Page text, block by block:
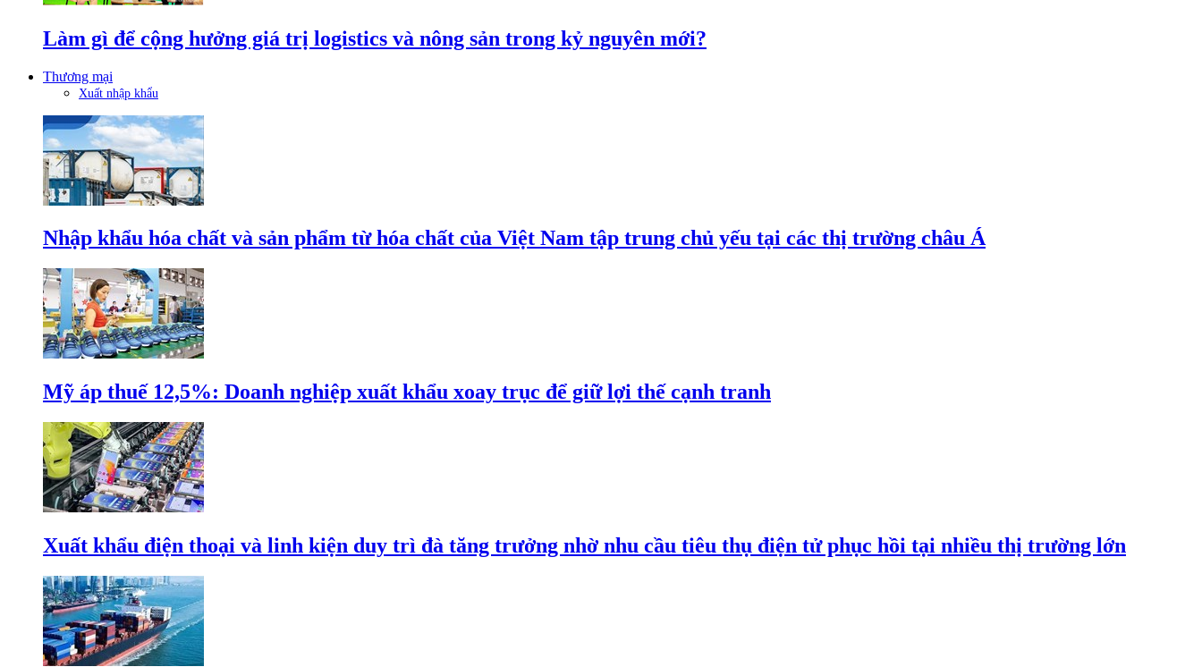
Làm gì để cộng hưởng giá trị logistics và nông sản trong kỷ nguyên mới?
Thương mại
Xuất nhập khẩu
Nhập khẩu hóa chất và sản phẩm từ hóa chất của Việt Nam tập trung chủ yếu tại các thị trường châu Á
Mỹ áp thuế 12,5%: Doanh nghiệp xuất khẩu xoay trục để giữ lợi thế cạnh tranh
Xuất khẩu điện thoại và linh kiện duy trì đà tăng trưởng nhờ nhu cầu tiêu thụ điện tử phục hồi tại nhiều thị trường lớn